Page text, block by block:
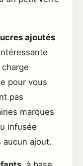
ajoutés
pour vous
pas
marques
infusée
aucun ajout.